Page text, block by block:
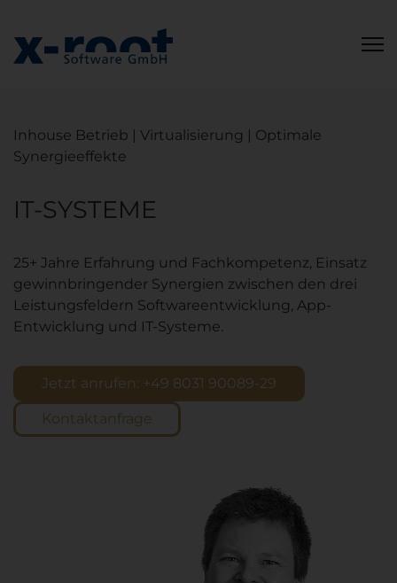
Inhouse Betrieb | Virtualisierung | Optimale
Synergieeffekte
IT-SYSTEME
25+ Jahre Erfahrung und Fachkompetenz, Einsatz
gewinnbringender Synergien zwischen den drei
Leistungsfeldern Softwareentwicklung, App-
Entwicklung und IT-Systeme.
Jetzt anrufen: +49 8031 90089-29
Kontaktanfrage